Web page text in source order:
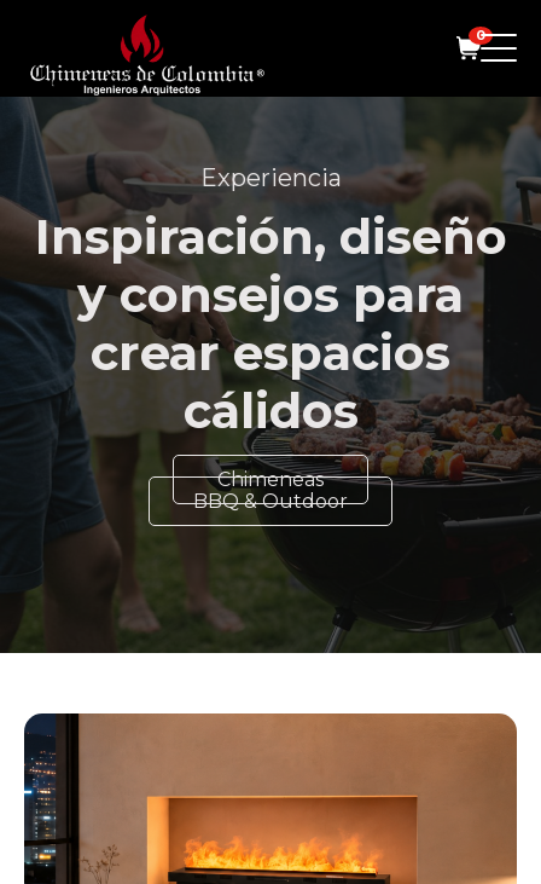
0
Experiencia
Inspiración, diseño
y consejos para
crear espacios
cálidos
Chimeneas
BBQ & Outdoor